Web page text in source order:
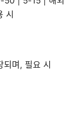
시
며, 필요 시